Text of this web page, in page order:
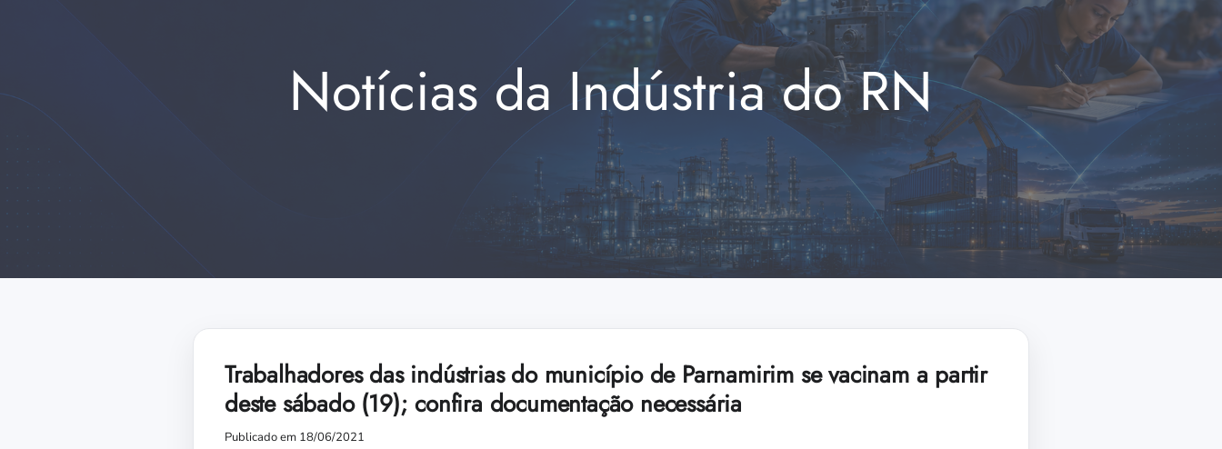
Notícias da Indústria do RN
Trabalhadores das indústrias do município de Parnamirim se vacinam a partir
deste sábado (19); confira documentação necessária
Publicado em 18/06/2021